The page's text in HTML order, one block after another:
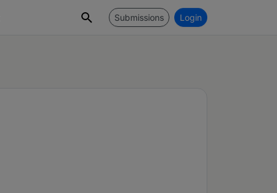
Submissions Login